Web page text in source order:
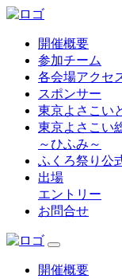
開催概要
参加チーム
各会場アクセ
スポンサー
東京よさこい
東京よさこい
～ひふみ～
ふくろ祭り公
出場
エントリー
お問合せ
開催概要